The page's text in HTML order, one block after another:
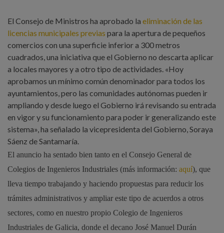
El Consejo de Ministros ha aprobado la eliminación de las
licencias municipales previas para la apertura de pequeños
comercios con una superficie inferior a 300 metros
cuadrados, una iniciativa que el Gobierno no descarta aplicar
a locales mayores y a otro tipo de actividades. «Hoy
aprobamos un mínimo común denominador para todos los
ayuntamientos, pero las comunidades autónomas pueden ir
ampliando y desde luego el Gobierno irá revisando su entrada
en vigor y su funcionamiento para poder ir generalizando este
sistema», ha señalado la vicepresidenta del Gobierno, Soraya
Sáenz de Santamaría.
El anuncio ha sentado bien tanto en el Consejo General de
Colegios de Ingenieros Industriales (más información: aquí), que
lleva tiempo trabajando y haciendo propuestas para reducir los
trámites administrativos y ampliar este tipo de acuerdos a otros
sectores, como en nuestro propio Colegio de Ingenieros
Industriales de Galicia, donde el decano José Manuel Durán